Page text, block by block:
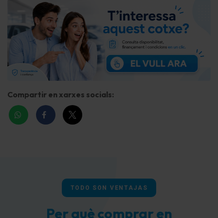
Ordenador de a bordo
Indicador de la temperatura exterior
Sistema control presión neumáticos
Indicador control neumáticos
Control de crucero (Tempomat)
Airbag conductor/acompañante
Airbag acompañante Desconectable
Reposabrazos central delante
Compartir en xarxes socials:
TODO SON VENTAJAS
Per què comprar en